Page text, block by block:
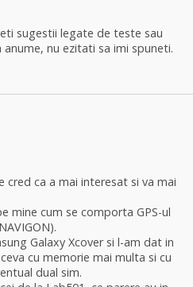
sugestii legate de teste sau
nu ezitati sa imi spuneti.
cred ca a mai interesat si va mai
mine cum se comporta GPS-ul
Galaxy Xcover si l-am dat in
cu memorie mai multa si cu
dual sim.